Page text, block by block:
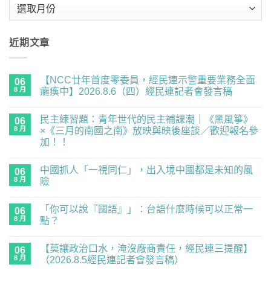
近期文章
06
8 月
【NCC廿年首度零委員，經民連示警重要業務全面
癱瘓中】2026.8.6（四）經民連記者會發言稿
廿
首
度
員，
經
民
要
留
言
06
8 月
民主練習題：青年世代的民主補課潮｜《黑風箏》
×《三月的南國之南》放映與映後座談／歡迎報名參
加！！
主
練
習
世
代
留
言
06
8 月
中國抓人「一視同仁」，出入境中國都是未知的風
險
抓
人
仁」，
言
06
8 月
「你可以說『國語』」：台語什麼時候可以正常一
點？
06
8 月
【莫讓政治口水，淹沒廠商責任，經民連三提醒】
（2026.8.5經民連記者會發言稿）